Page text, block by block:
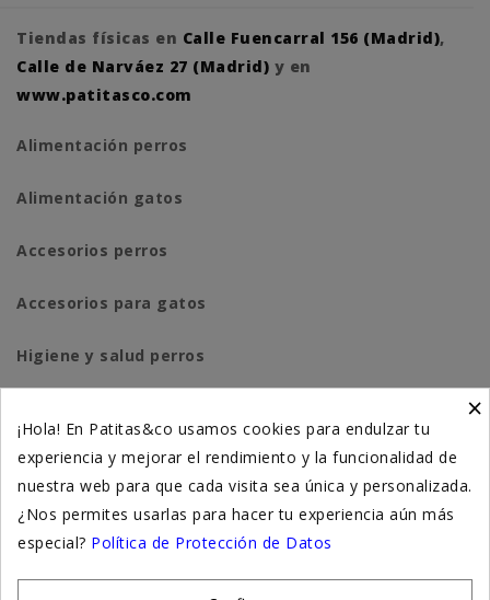
Tiendas físicas en Calle Fuencarral 156 (Madrid),
Calle de Narváez 27 (Madrid) y en
www.patitasco.com
Alimentación perros
Alimentación gatos
Accesorios perros
Accesorios para gatos
Higiene y salud perros
Suplementación natural
Otros
×
¡Hola! En Patitas&co usamos cookies para endulzar tu
experiencia y mejorar el rendimiento y la funcionalidad de
nuestra web para que cada visita sea única y personalizada.
¿Nos permites usarlas para hacer tu experiencia aún más
especial? Política de Protección de Datos